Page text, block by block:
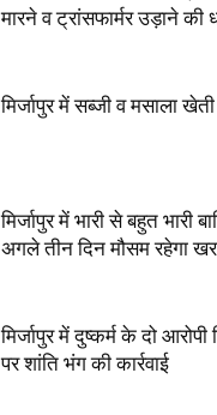
मारने व ट्रांसफार्मर उड़ाने
मिर्जापुर में सब्जी व मसाला
मिर्जापुर में भारी से बहुत भारी
अगले तीन दिन मौसम रहेगा
मिर्जापुर में दुष्कर्म के दो आरोपी
पर शांति भंग की कार्रवाई